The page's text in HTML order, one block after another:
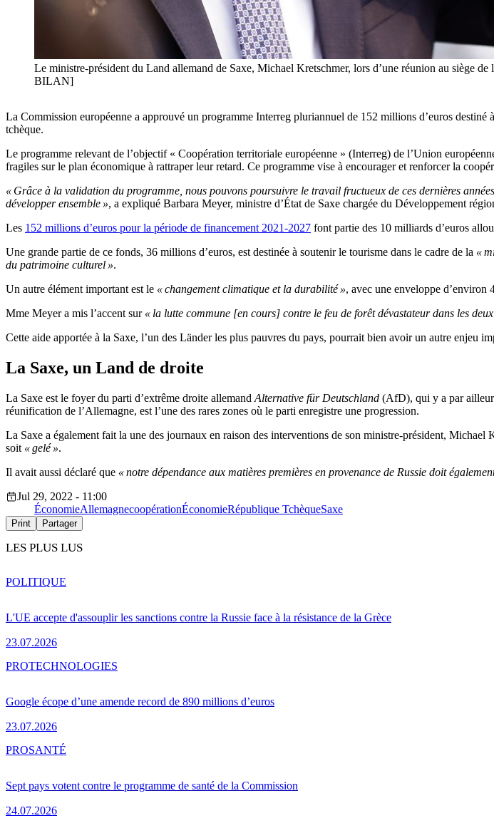
Le ministre-président du Land allemand de Saxe, Michael Kretschmer, lors d’une réunion au siège
BILAN]
La Commission européenne a approuvé un programme Interreg pluriannuel de 152 millions d’euros
tchèque.
Le programme relevant de l’objectif « Coopération territoriale européenne » (Interreg) de l’Union
fragiles sur le plan économique à rattraper leur retard. Ce programme vise à encourager et renforcer la
« Grâce à la validation du programme, nous pouvons poursuivre le travail fructueux de ces dernières
développer ensemble », a expliqué Barbara Meyer, ministre d’État de Saxe chargée du Développement
Les 152 millions d’euros pour la période de financement 2021-2027 font partie des 10 milliards d’euros
Une grande partie de ce fonds, 36 millions d’euros, est destinée à soutenir le tourisme dans le cadre de la «
du patrimoine culturel ».
Un autre élément important est le « changement climatique et la durabilité », avec une enveloppe d’environ
Mme Meyer a mis l’accent sur« la lutte commune [en cours] contre le feu de forêt dévastateur dans les
Cette aide apportée à la Saxe, l’un des Länder les plus pauvres du pays, pourrait bien avoir un autre enjeu
La Saxe, un Land de droite
La Saxe est le foyer du parti d’extrême droite allemand Alternative für Deutschland (AfD), qui y a par
réunification de l’Allemagne, est l’une des rares zones où le parti enregistre une progression.
La Saxe a également fait la une des journaux en raison des interventions de son ministre-président,
soit « gelé ».
Il avait aussi déclaré que « notre dépendance aux matières premières en provenance de Russie doit
Jul 29, 2022 - 11:00
ÉconomieAllemagnecoopérationÉconomieRépublique TchèqueSaxe
Print Partager
LES PLUS LUS
L'UE accepte d'assouplir les sanctions contre la Russie face à la résistance de la Grèce
23.07.2026
POLITIQUE
Google écope d’une amende record de 890 millions d’euros
23.07.2026
PROTECHNOLOGIES
Sept pays votent contre le programme de santé de la Commission
24.07.2026
PROSANTÉ